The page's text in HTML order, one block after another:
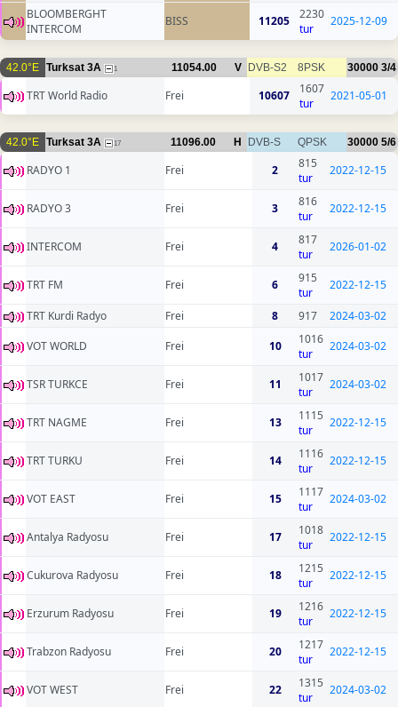
BLOOMBERGHT
INTERCOM
BISS 11205
2230
tur
2025-12-09
42.0°E Turksat 3A 1 11054.00 V DVB-S2 8PSK 30000 3/4
TRT World Radio Frei 10607
1607
tur
2021-05-01
42.0°E Turksat 3A 17 11096.00 H DVB-S QPSK 30000 5/6
RADYO 1 Frei 2
815
tur
2022-12-15
RADYO 3 Frei 3
816
tur
2022-12-15
INTERCOM Frei 4
817
tur
2026-01-02
TRT FM Frei 6
915
tur
2022-12-15
TRT Kurdi Radyo Frei 8 917
2024-03-02
VOT WORLD
Frei 10
1016
tur
2024-03-02
TSR TURKCE Frei 11
1017
tur
2024-03-02
TRT NAGME Frei 13
1115
tur
2022-12-15
TRT TURKU Frei 14
1116
tur
2022-12-15
VOT EAST Frei 15
1117
tur
2024-03-02
Antalya Radyosu Frei 17
1018
tur
2022-12-15
Cukurova Radyosu Frei 18
1215
tur
2022-12-15
Erzurum Radyosu Frei 19
1216
tur
2022-12-15
Trabzon Radyosu Frei 20
1217
tur
2022-12-15
VOT WEST Frei 22
1315
tur
2024-03-02